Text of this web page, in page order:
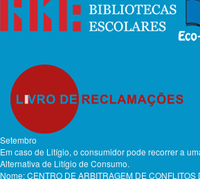
Setembro
Em caso de Litígio, o consumidor pode recorrer a
Alternativa de Litígio de Consumo.
Nome: CENTRO DE ARBITRAGEM DE